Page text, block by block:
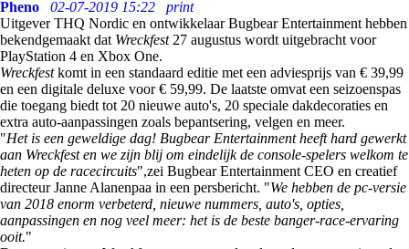
Pheno
02-07-2019 15:22
print
Uitgever THQ Nordic en ontwikkelaar Bugbear Entertainment hebben
bekendgemaakt dat Wreckfest27 augustus wordt uitgebracht voor
PlayStation 4 en Xbox One.
Wreckfestkomt in een standaard editie met een adviesprijs van € 39,99
en een digitale deluxe voor € 59,99. De laatste omvat een seizoenspas
die toegang biedt tot 20 nieuwe auto's, 20 speciale dakdecoraties en
extra auto-aanpassingen zoals bepantsering, velgen en meer.
"Het is een geweldige dag! Bugbear Entertainment heeft hard gewerkt
aan Wreckfest en we zijn blij om eindelijk de console-spelers welkom te
heten op de racecircuits",zei Bugbear Entertainment CEO en creatief
directeur Janne Alanenpaa in een persbericht. "We hebben de pc-versie
van 2018 enorm verbeterd, nieuwe nummers, auto's, opties,
aanpassingen en nog veel meer: het is de beste banger-race-ervaring
ooit."